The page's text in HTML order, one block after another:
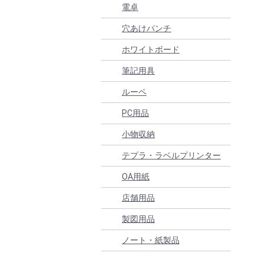
電卓
穴あけパンチ
ホワイトボード
筆記用具
ルーペ
PC用品
小物収納
テプラ・ラベルプリンター
OA用紙
店舗用品
製図用品
ノート・紙製品